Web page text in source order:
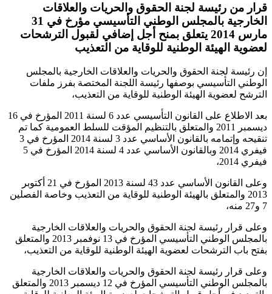
قرار من رئيسة لجنة الحقوق والحريات والعلاقات
الخارجية بالمجلس الوطني التأسيسي مؤرخ في 31
مارس 2014 يتعلق بمنح أجل إضافي لقبول الترشحات
لعضوية الهيئة الوطنية للوقاية من التعذيب
إن رئيسة لجنة الحقوق والحريات والعلاقات الخارجية بالمجلس
الوطني التأسيسي بوصفها رئيسة اللجنة المختصة بفرز ملفات
الترشح لعضوية الهيئة الوطنية للوقاية من التعذيب،
بعد الاطلاع على القانون التأسيسي عدد 6 لسنة 2011 المؤرخ في 16
ديسمبر 2011 والمتعلق بالتنظيم المؤقت للسلط العمومية كما تم
تنقيحه وإتمامه بالقانون الأساسي عدد 3 لسنة 2014 المؤرخ في 3
فيفري 2014 وبالقانون الأساسي عدد 4 لسنة 2014 المؤرخ في 5
فيفري 2014،
وعلى القانون الأساسي عدد 43 لسنة 2013 المؤرخ في 21 أكتوبر
2013 والمتعلق بالهيئة الوطنية للوقاية من التعذيب وخاصة الفصلين
7 و27 منه،
وعلى قرار رئيسة لجنة الحقوق والحريات والعلاقات الخارجية
بالمجلس الوطني التأسيسي المؤرخ في 13 نوفمبر 2013 والمتعلق
بفتح باب الترشحات لعضوية الهيئة الوطنية للوقاية من التعذيب،
وعلى قرار رئيسة لجنة الحقوق والحريات والعلاقات الخارجية
بالمجلس الوطني التأسيسي المؤرخ في 12 ديسمبر 2013 والمتعلق